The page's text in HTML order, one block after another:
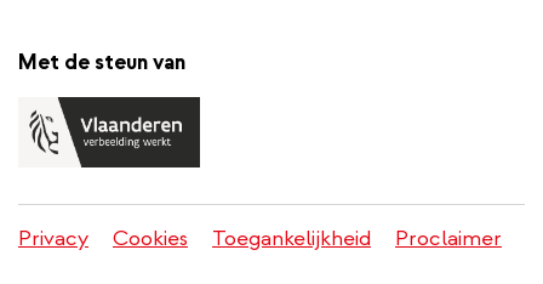
Met de steun van
Juridisch
Privacy Cookies Toegankelijkheid Proclaimer